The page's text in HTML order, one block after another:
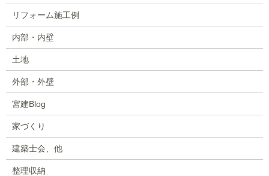
リフォーム施工例
内部・内壁
土地
外部・外壁
宮建Blog
家づくり
建築士会、他
整理収納